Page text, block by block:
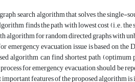
search algorithm that solves the single-
finds the path with lowest cost (i.e.
for random directed graphs with
evacuation issue is based on
algorithm can find shortest path
for emergency evacuation should be
features of the proposed algorithm is